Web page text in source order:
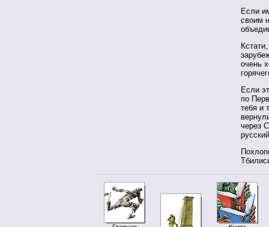
Если
своим
очень
Если
по
тебя и
через